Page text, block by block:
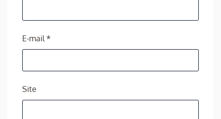
E-mail*
Site